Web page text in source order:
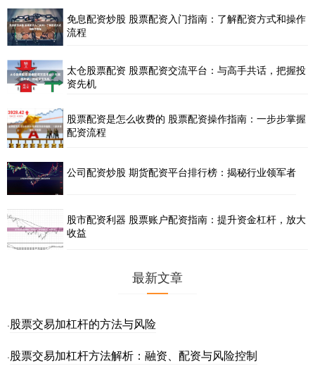
免息配资炒股 股票配资入门指南：了解配资方式和操作
流程
太仓股票配资 股票配资交流平台：与高手共话，把握投
资先机
股票配资是怎么收费的 股票配资操作指南：一步步掌握
配资流程
公司配资炒股 期货配资平台排行榜：揭秘行业领军者
股市配资利器 股票账户配资指南：提升资金杠杆，放大
收益
最新文章
·股票交易加杠杆的方法与风险
·股票交易加杠杆方法解析：融资、配资与风险控制